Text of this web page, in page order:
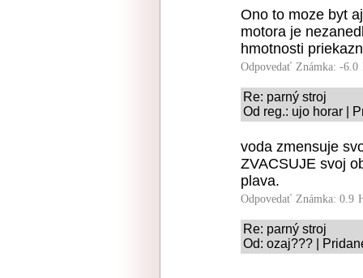
Ono to moze byt
motora je
hmotnosti
Odpovedať Známka: -6.0
Re: parný stroj
Od reg.: ujo horar |
voda zmensuje
ZVACSUJE svoj
plava.
Odpovedať Známka: 0.9
Re: parný stroj
Od: ozaj??? |